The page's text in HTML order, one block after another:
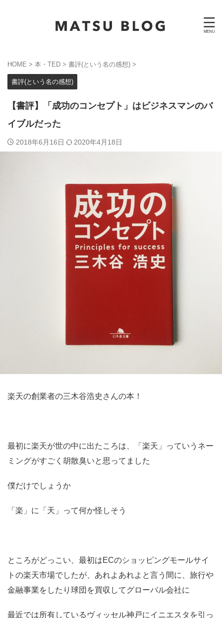
HOME > 本・TED > 書評(という名の感想) >
書評(という名の感想)
【書評】「成功のコンセプト」はビジネスマンのバ
イブルだった
2018年6月16日 2020年4月18日
楽天の創業者の三木谷浩史さんの本！
最初に楽天が世の中に出たころは、「楽天」っていうネー
ミングがすごく胡散臭いと思ってました
僕だけでしょうか
「楽」に「天」って何か怪しそう
ところがどっこい、最初はECのショッピングモールサイ
トの楽天市場でしたが、あれよあれよと言う間に、旅行や
金融事業をしたり球団を買収してグローバル会社に
最近では所有しているヴィッセル神戸にイニエスタを引っ